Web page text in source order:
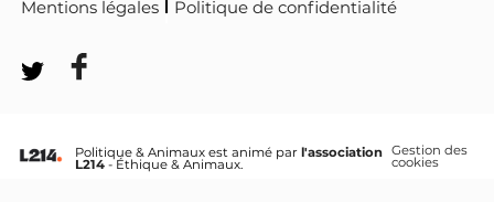
Mentions légales
Politique de confidentialité
Politique & Animaux est animé par l'association
L214 - Éthique & Animaux.
Gestion des
cookies